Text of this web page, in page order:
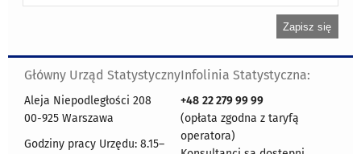
Główny Urząd Statystyczny
Aleja Niepodległości 208
00-925 Warszawa
Godziny pracy Urzędu: 8.15–
Infolinia Statystyczna:
+48 22 279 99 99
(opłata zgodna z taryfą
operatora)